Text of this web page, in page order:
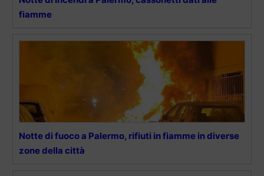
fiamme
Notte di fuoco a Palermo, rifiuti in fiamme in diverse
zone della città